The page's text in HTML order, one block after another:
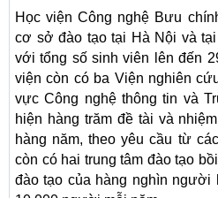
Học viện Công nghệ Bưu
cơ sở đào tạo tại Hà Nội và
với tổng số sinh viên lên đến
viện còn có ba Viện nghiên
vực Công nghệ thông tin và
hiện hàng trăm đề tài và
hàng năm, theo yêu cầu từ
còn có hai trung tâm đào tạo
đào tạo của hàng nghìn